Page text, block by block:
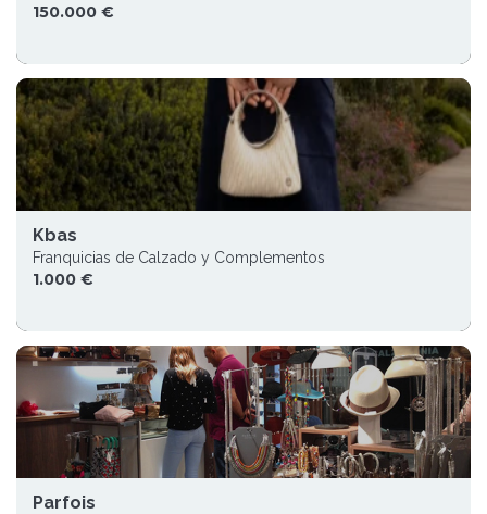
150.000 €
Kbas
Franquicias de Calzado y Complementos
1.000 €
Parfois